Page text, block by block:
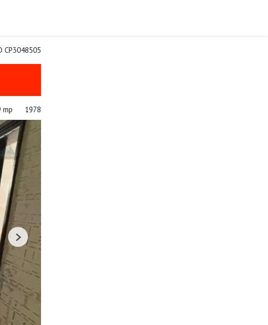
CP3048505
mp 1978
Next